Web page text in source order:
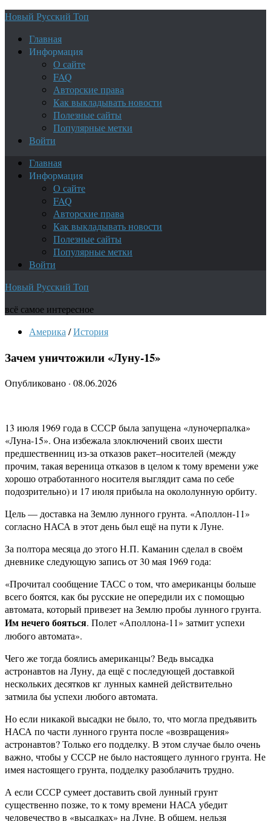
Новый Русский Топ
Главная
Информация
О сайте
FAQ
Авторские права
Как выкладывать новости
Полезные сайты
Популярные метки
Войти
Главная
Информация
О сайте
FAQ
Авторские права
Как выкладывать новости
Полезные сайты
Популярные метки
Войти
Новый Русский Топ
всё самое интересное
Америка /История
Зачем уничтожили «Луну-15»
Опубликовано · 08.06.2026
13 июля 1969 года в СССР была запущена «луночерпалка»
«Луна-15». Она избежала злоключений своих шести
предшественниц из-за отказов ракет–носителей (между
прочим, такая вереница отказов в целом к тому времени уже
хорошо отработанного носителя выглядит сама по себе
подозрительно) и 17 июля прибыла на окололунную орбиту.
Цель — доставка на Землю лунного грунта. «Аполлон-11»
согласно НАСА в этот день был ещё на пути к Луне.
За полтора месяца до этого Н.П. Каманин сделал в своём
дневнике следующую запись от 30 мая 1969 года:
«Прочитал сообщение ТАСС о том, что американцы больше
всего боятся, как бы русские не опередили их с помощью
автомата, который привезет на Землю пробы лунного грунта.
Им нечего бояться. Полет «Аполлона-11» затмит успехи
любого автомата».
Чего же тогда боялись американцы? Ведь высадка
астронавтов на Луну, да ещё с последующей доставкой
нескольких десятков кг лунных камней действительно
затмила бы успехи любого автомата.
Но если никакой высадки не было, то, что могла предъявить
НАСА по части лунного грунта после «возвращения»
астронавтов? Только его подделку. В этом случае было очень
важно, чтобы у СССР не было настоящего лунного грунта. Не
имея настоящего грунта, подделку разоблачить трудно.
А если СССР сумеет доставить свой лунный грунт
существенно позже, то к тому времени НАСА убедит
человечество в «высадках» на Луне. В общем, нельзя